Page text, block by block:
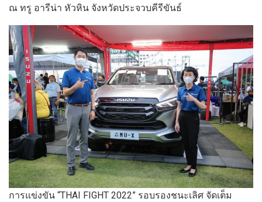
ณ ทรู อารีน่า หัวหิน จังหวัดประจวบคีรีขันธ์
การแข่งขัน “THAI FIGHT 2022” รอบรองชนะเลิศ จัดเต็ม